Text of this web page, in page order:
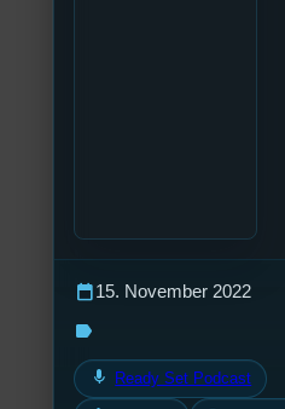
calendar_today15. November 2022
label
mic Ready Set Podcast